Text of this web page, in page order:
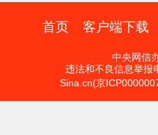
首页 客户端下载
中央网信
违法和不良信息举报
Sina.cn(京